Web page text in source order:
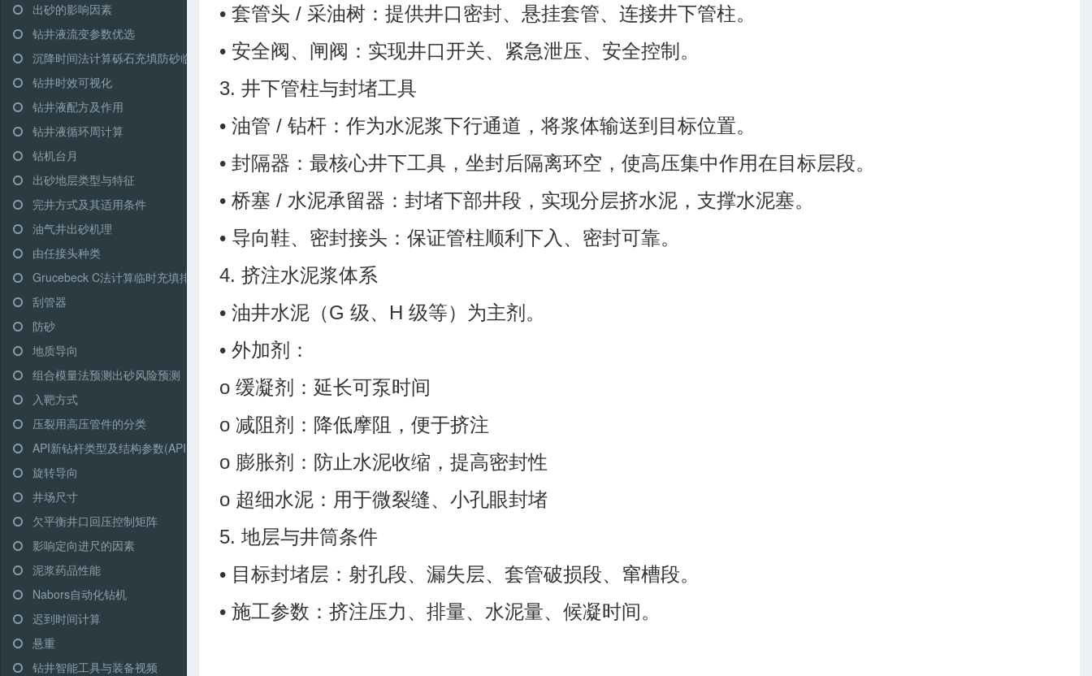
出砂的影响因素
钻井液流变参数优选
沉降时间法计算砾石充填防砂临界充填排量
钻井时效可视化
钻井液配方及作用
钻井液循环周计算
钻机台月
出砂地层类型与特征
完井方式及其适用条件
油气井出砂机理
由任接头种类
Grucebeck C法计算临时充填排量
刮管器
防砂
地质导向
组合模量法预测出砂风险预测
入靶方式
压裂用高压管件的分类
API新钻杆类型及结构参数(API RP 7G)
旋转导向
井场尺寸
欠平衡井口回压控制矩阵
影响定向进尺的因素
泥浆药品性能
Nabors自动化钻机
迟到时间计算
悬重
钻井智能工具与装备视频
• 套管头 / 采油树：提供井口密封、悬挂套管、连接井下管柱。
• 安全阀、闸阀：实现井口开关、紧急泄压、安全控制。
3. 井下管柱与封堵工具
• 油管 / 钻杆：作为水泥浆下行通道，将浆体输送到目标位置。
• 封隔器：最核心井下工具，坐封后隔离环空，使高压集中作用在目标层段。
• 桥塞 / 水泥承留器：封堵下部井段，实现分层挤水泥，支撑水泥塞。
• 导向鞋、密封接头：保证管柱顺利下入、密封可靠。
4. 挤注水泥浆体系
• 油井水泥（G 级、H 级等）为主剂。
• 外加剂：
o 缓凝剂：延长可泵时间
o 减阻剂：降低摩阻，便于挤注
o 膨胀剂：防止水泥收缩，提高密封性
o 超细水泥：用于微裂缝、小孔眼封堵
5. 地层与井筒条件
• 目标封堵层：射孔段、漏失层、套管破损段、窜槽段。
• 施工参数：挤注压力、排量、水泥量、候凝时间。